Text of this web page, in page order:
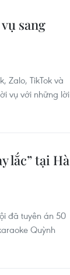
sang
Zalo, TikTok và
vụ với những lời
lắc” tại Hà
đã tuyên án 50
Quỳnh